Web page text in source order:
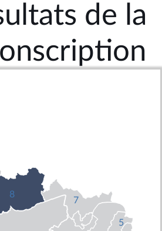
de la
5
7
8